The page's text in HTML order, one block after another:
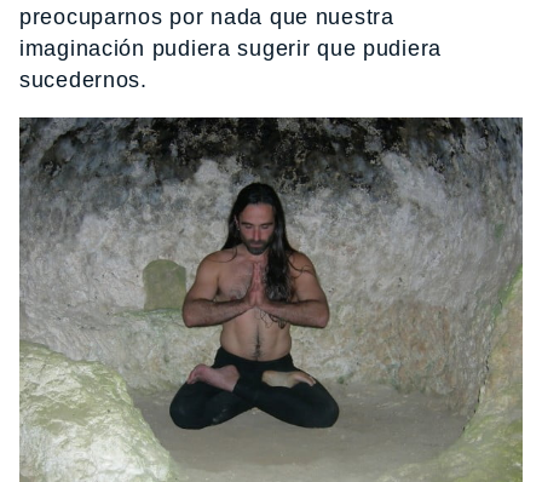
preocuparnos por nada que nuestra
imaginación pudiera sugerir que pudiera
sucedernos.